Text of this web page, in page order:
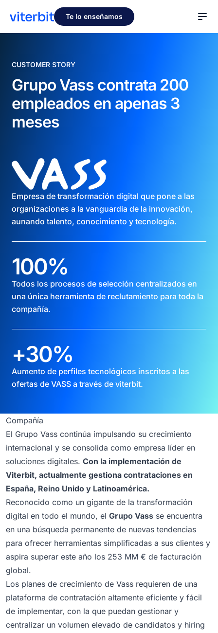
Te lo enseñamos
CUSTOMER STORY
Grupo Vass contrata 200
empleados en apenas 3
meses
Empresa de transformación digital que pone a las
organizaciones a la vanguardia de la innovación,
aunando talento, conocimiento y tecnología.
100%
Todos los procesos de selección centralizados en
una única herramienta de reclutamiento para toda la
compañía.
+30%
Aumento de perfiles tecnológicos inscritos a las
ofertas de VASS a través de viterbit.
Compañía
El Grupo Vass continúa impulsando su crecimiento
internacional y se consolida como empresa líder en
soluciones digitales. Con la implementación de
Viterbit, actualmente gestiona contrataciones en
España, Reino Unido y Latinoamérica.
Reconocido como un gigante de la transformación
digital en todo el mundo, el Grupo Vass se encuentra
en una búsqueda permanente de nuevas tendencias
para ofrecer herramientas simplificadas a sus clientes y
aspira superar este año los 253 MM € de facturación
global.
Los planes de crecimiento de Vass requieren de una
plataforma de contratación altamente eficiente y fácil
de implementar, con la que puedan gestionar y
centralizar un volumen elevado de candidatos y hiring